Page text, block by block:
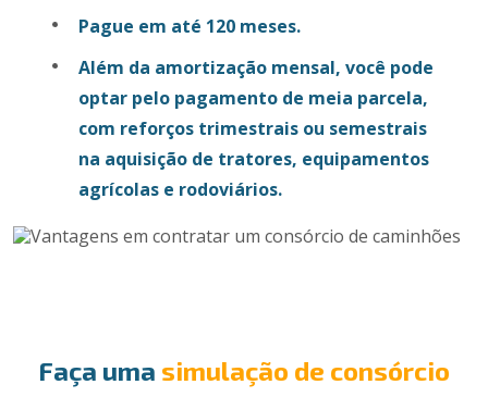
Pague em até 120 meses.
Além da amortização mensal, você pode
optar pelo pagamento de meia parcela,
com reforços trimestrais ou semestrais
na aquisição de tratores, equipamentos
agrícolas e rodoviários.
Faça uma simulação de consórcio